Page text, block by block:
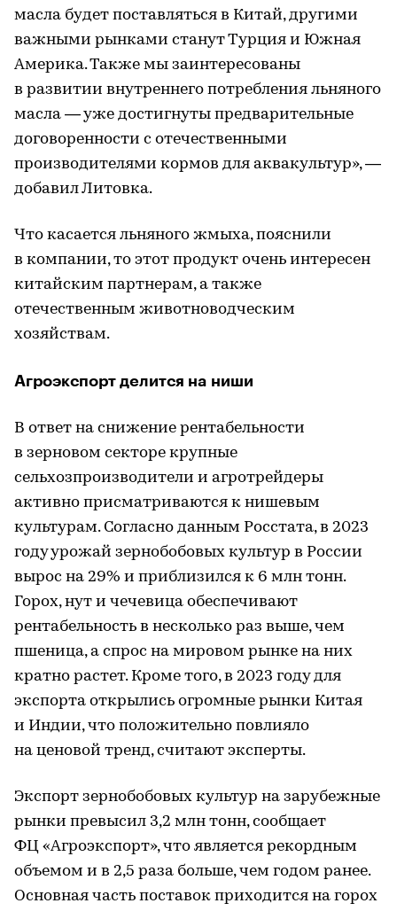
масла будет поставляться в Китай, другими
важными рынками станут Турция и Южная
Америка. Также мы заинтересованы
в развитии внутреннего потребления льняного
масла — уже достигнуты предварительные
договоренности с отечественными
производителями кормов для аквакультур», —
добавил Литовка.
Что касается льняного жмыха, пояснили
в компании, то этот продукт очень интересен
китайским партнерам, а также
отечественным животноводческим
хозяйствам.
Агроэкспорт делится на ниши
В ответ на снижение рентабельности
в зерновом секторе крупные
сельхозпроизводители и агротрейдеры
активно присматриваются к нишевым
культурам. Согласно данным Росстата, в 2023
году урожай зернобобовых культур в России
вырос на 29% и приблизился к 6 млн тонн.
Горох, нут и чечевица обеспечивают
рентабельность в несколько раз выше, чем
пшеница, а спрос на мировом рынке на них
кратно растет. Кроме того, в 2023 году для
экспорта открылись огромные рынки Китая
и Индии, что положительно повлияло
на ценовой тренд, считают эксперты.
Экспорт зернобобовых культур на зарубежные
рынки превысил 3,2 млн тонн, сообщает
ФЦ «Агроэкспорт», что является рекордным
объемом и в 2,5 раза больше, чем годом ранее.
Основная часть поставок приходится на горох